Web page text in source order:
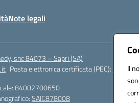
Il
Note legali
snc 84073 – Sapri (SA)
Posta elettronica certificata (PEC):
84002700650
SAIC878008